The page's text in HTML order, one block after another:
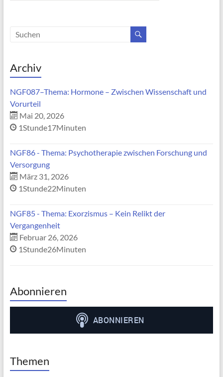
Archiv
NGF087–Thema: Hormone – Zwischen Wissenschaft und
Vorurteil
Mai 20, 2026
1Stunde17Minuten
NGF86 - Thema: Psychotherapie zwischen Forschung und
Versorgung
März 31, 2026
1Stunde22Minuten
NGF85 - Thema: Exorzismus – Kein Relikt der
Vergangenheit
Februar 26, 2026
1Stunde26Minuten
Abonnieren
Themen